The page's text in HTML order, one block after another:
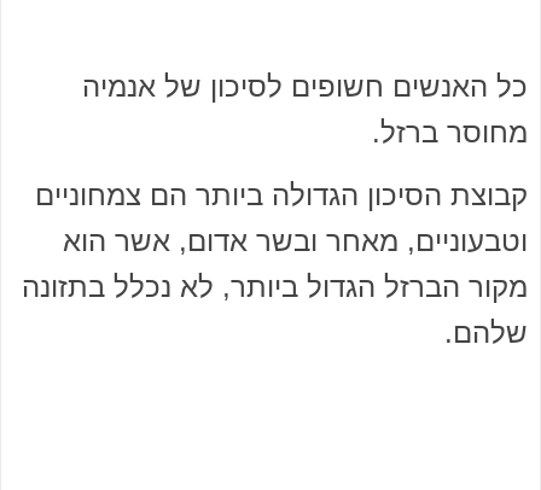
כל האנשים חשופים לסיכון של אנמיה
מחוסר ברזל.
קבוצת הסיכון הגדולה ביותר הם צמחוניים
וטבעוניים, מאחר ובשר אדום, אשר הוא
מקור הברזל הגדול ביותר, לא נכלל בתזונה
שלהם.